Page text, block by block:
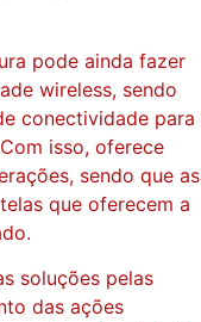
pode ainda fazer
wireless, sendo
conectividade para
isso, oferece
sendo que as
que oferecem a
soluções pelas
das ações